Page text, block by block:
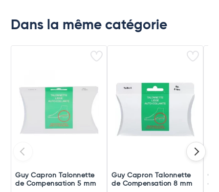
Dans la même catégorie
Guy Capron Talonnette
de Compensation 5 mm
Guy Capron Talonnette
de Compensation 8 mm